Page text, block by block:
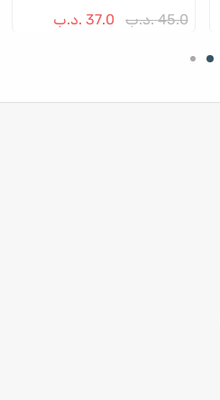
صفحة45.0 .د.ب 37.0 .د.ب